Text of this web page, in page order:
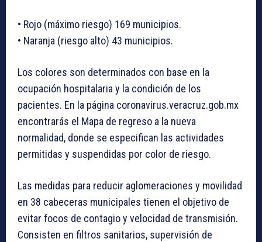
• Rojo (máximo riesgo) 169 municipios.
• Naranja (riesgo alto) 43 municipios.
Los colores son determinados con base en la
ocupación hospitalaria y la condición de los
pacientes. En la página coronavirus.veracruz.gob.mx
encontrarás el Mapa de regreso a la nueva
normalidad, donde se especifican las actividades
permitidas y suspendidas por color de riesgo.
Las medidas para reducir aglomeraciones y movilidad
en 38 cabeceras municipales tienen el objetivo de
evitar focos de contagio y velocidad de transmisión.
Consisten en filtros sanitarios, supervisión de